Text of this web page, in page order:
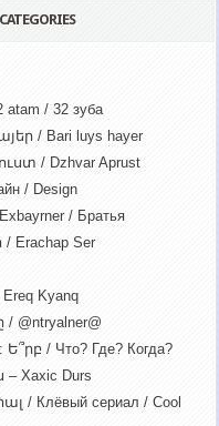
CATEGORIES
/ 32 зуба
/ Bari luys hayer
/ Dzhvar Aprust
/ Design
/ Братья
Ser
Kyanq
@ntryalner@
/ Что? Где? Когда?
Xaxic Durs
/ Клёвый сериал / Cool